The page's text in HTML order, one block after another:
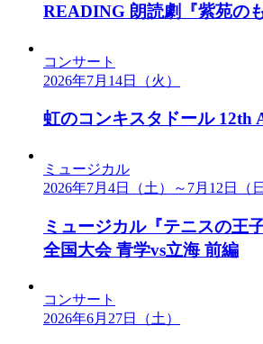
READING 朗読劇『紫苑のも
コンサート
2026年7月14日（火）
虹のコンキスタドール 12th
ミュージカル
2026年7月4日（土）～7月12日（日
ミュージカル『テニスの王
全国大会 青学vs立海 前編
コンサート
2026年6月27日（土）